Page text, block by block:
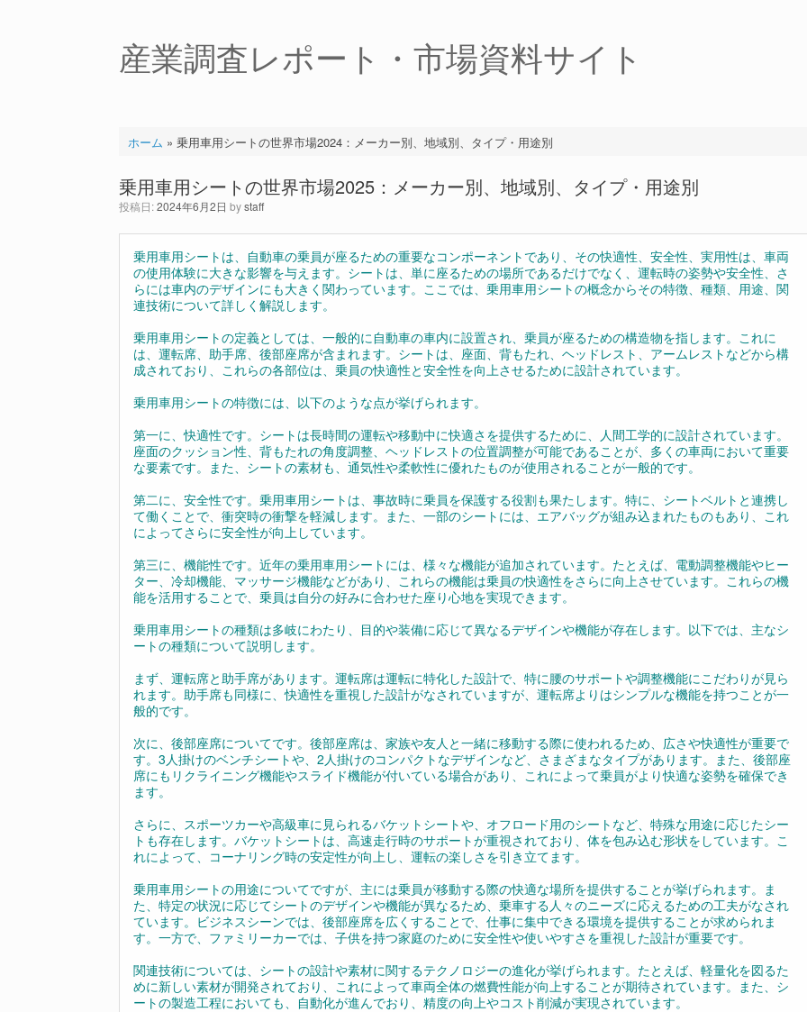
産業調査レポート・市場資料サイト
ホーム » 乗用車用シートの世界市場2024：メーカー別、地域別、タイプ・用途別
乗用車用シートの世界市場2025：メーカー別、地域別、タイプ・用途別
投稿日:2024年6月2日 bystaff
乗用車用シートは、自動車の乗員が座るための重要なコンポーネントであり、その快適性、安全性、実用性は、車両
の使用体験に大きな影響を与えます。シートは、単に座るための場所であるだけでなく、運転時の姿勢や安全性、さ
らには車内のデザインにも大きく関わっています。ここでは、乗用車用シートの概念からその特徴、種類、用途、関
連技術について詳しく解説します。
乗用車用シートの定義としては、一般的に自動車の車内に設置され、乗員が座るための構造物を指します。これに
は、運転席、助手席、後部座席が含まれます。シートは、座面、背もたれ、ヘッドレスト、アームレストなどから構
成されており、これらの各部位は、乗員の快適性と安全性を向上させるために設計されています。
乗用車用シートの特徴には、以下のような点が挙げられます。
第一に、快適性です。シートは長時間の運転や移動中に快適さを提供するために、人間工学的に設計されています。
座面のクッション性、背もたれの角度調整、ヘッドレストの位置調整が可能であることが、多くの車両において重要
な要素です。また、シートの素材も、通気性や柔軟性に優れたものが使用されることが一般的です。
第二に、安全性です。乗用車用シートは、事故時に乗員を保護する役割も果たします。特に、シートベルトと連携し
て働くことで、衝突時の衝撃を軽減します。また、一部のシートには、エアバッグが組み込まれたものもあり、これ
によってさらに安全性が向上しています。
第三に、機能性です。近年の乗用車用シートには、様々な機能が追加されています。たとえば、電動調整機能やヒー
ター、冷却機能、マッサージ機能などがあり、これらの機能は乗員の快適性をさらに向上させています。これらの機
能を活用することで、乗員は自分の好みに合わせた座り心地を実現できます。
乗用車用シートの種類は多岐にわたり、目的や装備に応じて異なるデザインや機能が存在します。以下では、主なシ
ートの種類について説明します。
まず、運転席と助手席があります。運転席は運転に特化した設計で、特に腰のサポートや調整機能にこだわりが見ら
れます。助手席も同様に、快適性を重視した設計がなされていますが、運転席よりはシンプルな機能を持つことが一
般的です。
次に、後部座席についてです。後部座席は、家族や友人と一緒に移動する際に使われるため、広さや快適性が重要で
す。3人掛けのベンチシートや、2人掛けのコンパクトなデザインなど、さまざまなタイプがあります。また、後部座
席にもリクライニング機能やスライド機能が付いている場合があり、これによって乗員がより快適な姿勢を確保でき
ます。
さらに、スポーツカーや高級車に見られるバケットシートや、オフロード用のシートなど、特殊な用途に応じたシー
トも存在します。バケットシートは、高速走行時のサポートが重視されており、体を包み込む形状をしています。こ
れによって、コーナリング時の安定性が向上し、運転の楽しさを引き立てます。
乗用車用シートの用途についてですが、主には乗員が移動する際の快適な場所を提供することが挙げられます。ま
た、特定の状況に応じてシートのデザインや機能が異なるため、乗車する人々のニーズに応えるための工夫がなされ
ています。ビジネスシーンでは、後部座席を広くすることで、仕事に集中できる環境を提供することが求められま
す。一方で、ファミリーカーでは、子供を持つ家庭のために安全性や使いやすさを重視した設計が重要です。
関連技術については、シートの設計や素材に関するテクノロジーの進化が挙げられます。たとえば、軽量化を図るた
めに新しい素材が開発されており、これによって車両全体の燃費性能が向上することが期待されています。また、シ
ートの製造工程においても、自動化が進んでおり、精度の向上やコスト削減が実現されています。